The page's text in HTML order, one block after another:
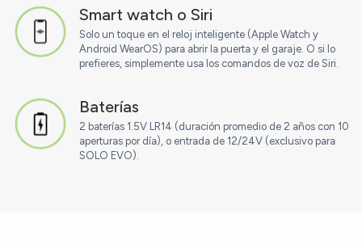
Smart watch o Siri
Solo un toque en el reloj inteligente (Apple Watch y
Android WearOS) para abrir la puerta y el garaje. O si lo
prefieres, simplemente usa los comandos de voz de Siri.
Baterías
2 baterías 1.5V LR14 (duración promedio de 2 años con 10
aperturas por día), o entrada de 12/24V (exclusivo para
SOLO EVO).